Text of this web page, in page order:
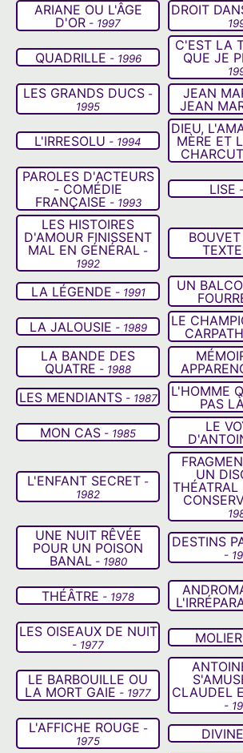
ARIANE OU L'ÂGE
D'OR - 1997
DROIT
QUADRILLE - 1996
C'EST LA
QUE JE
LES GRANDS DUCS -
1995
JEAN
JEAN
L'IRRESOLU - 1994
DIEU,
MÈRE ET
PAROLES D'ACTEURS
- COMÉDIE
FRANÇAISE - 1993
LISE
LES HISTOIRES
D'AMOUR FINISSENT
MAL EN GÉNÉRAL -
1992
TEXTE
LA LÉGENDE - 1991
UN
LA JALOUSIE - 1989
LE
LA BANDE DES
QUATRE - 1988
LES MENDIANTS- 1987
L'HOMME
PAS LÀ
MON CAS - 1985
LE
L'ENFANT SECRET -
1982
UN
UNE NUIT RÊVÉE
POUR UN POISON
BANAL - 1980
DESTINS
-
THÉÂTRE - 1978
LES OISEAUX DE NUIT
- 1977
LE BARBOUILLE OU
LA MORT GAIE - 1977
CLAUDEL
-
L'AFFICHE ROUGE -
1975
DIVINE